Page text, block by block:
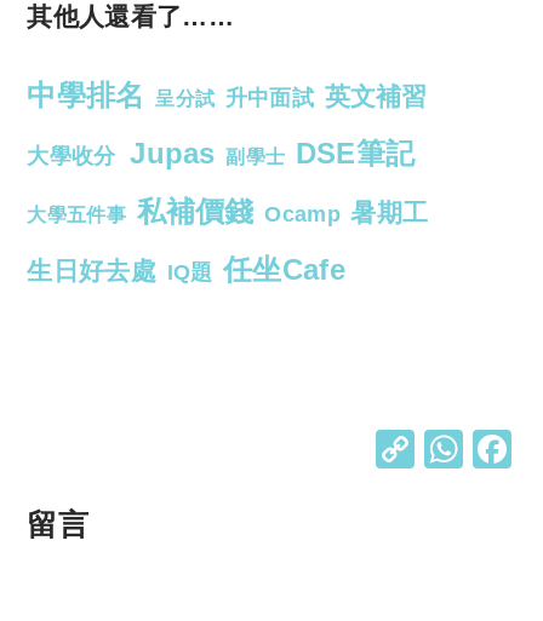
其他人還看了……
中學排名 呈分試 升中面試 英文補習
大學收分 Jupas 副學士 DSE筆記
大學五件事 私補價錢 Ocamp 暑期工
生日好去處 IQ題 任坐Cafe
C W
留言